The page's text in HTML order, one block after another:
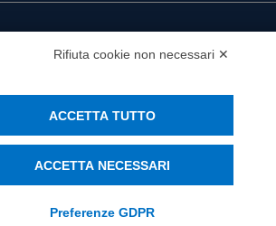
Rifiuta cookie non necessari ✕
ACCETTA TUTTO
ACCETTA NECESSARI
Preferenze GDPR